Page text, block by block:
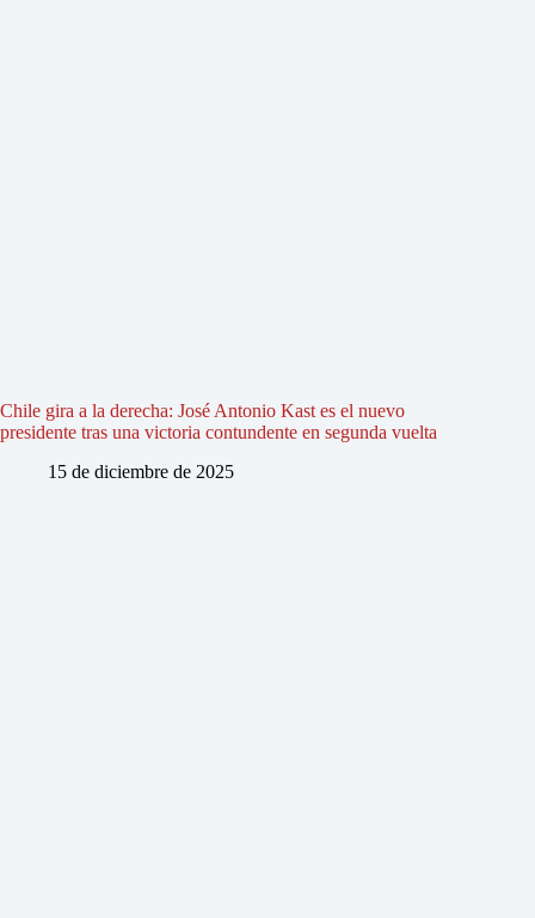
Chile gira a la derecha: José Antonio Kast es el nuevo
presidente tras una victoria contundente en segunda vuelta
15 de diciembre de 2025